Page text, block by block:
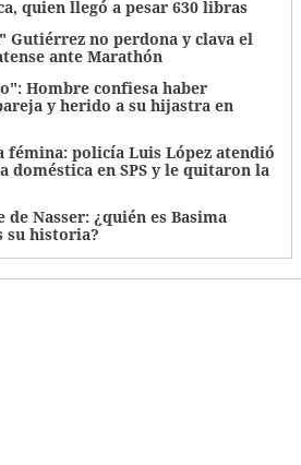
quien llegó a pesar 630 libras
Gutiérrez no perdona y clava el
ante Marathón
Hombre confiesa haber
y herido a su hijastra en
fémina: policía Luis López atendió
doméstica en SPS y le quitaron la
Nasser: ¿quién es Basima
su historia?